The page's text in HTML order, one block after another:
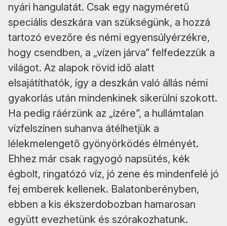
nyári hangulatát. Csak egy nagyméretű
speciális deszkára van szükségünk, a hozzá
tartozó evezőre és némi egyensúlyérzékre,
hogy csendben, a „vízen járva” felfedezzük a
világot. Az alapok rövid idő alatt
elsajátíthatók, így a deszkán való állás némi
gyakorlás után mindenkinek sikerülni szokott.
Ha pedig ráérzünk az „ízére”, a hullámtalan
vízfelszínen suhanva átélhetjük a
lélekmelengető gyönyörködés élményét.
Ehhez már csak ragyogó napsütés, kék
égbolt, ringatózó víz, jó zene és mindenfelé jó
fej emberek kellenek. Balatonberényben,
ebben a kis ékszerdobozban hamarosan
együtt evezhetünk és szórakozhatunk.